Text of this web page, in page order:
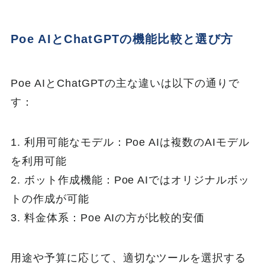
Poe AIとChatGPTの機能比較と選び方
Poe AIとChatGPTの主な違いは以下の通りで
す：
1. 利用可能なモデル：Poe AIは複数のAIモデル
を利用可能
2. ボット作成機能：Poe AIではオリジナルボッ
トの作成が可能
3. 料金体系：Poe AIの方が比較的安価
用途や予算に応じて、適切なツールを選択する